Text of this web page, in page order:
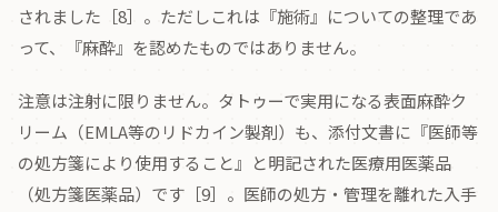
されました［8］。ただしこれは『施術』についての整理であ
って、『麻酔』を認めたものではありません。
注意は注射に限りません。タトゥーで実用になる表面麻酔ク
リーム（EMLA等のリドカイン製剤）も、添付文書に『医師等
の処方箋により使用すること』と明記された医療用医薬品
（処方箋医薬品）です［9］。医師の処方・管理を離れた入手